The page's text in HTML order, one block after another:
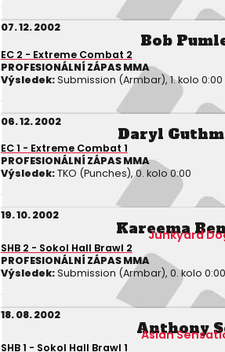
07. 12. 2002
Bob
EC 2 - Extreme Combat 2
PROFESIONÁLNÍ ZÁPAS MMA
Výsledek:Submission (Armbar), 1. kolo 0:00
06. 12. 2002
Daryl
EC 1 - Extreme Combat 1
PROFESIONÁLNÍ ZÁPAS MMA
Výsledek:TKO (Punches), 0. kolo 0:00
19. 10. 2002
Kareema
Junkyard
SHB 2 - Sokol Hall Brawl 2
PROFESIONÁLNÍ ZÁPAS MMA
Výsledek:Submission (Armbar), 0. kolo 0:00
18. 08. 2002
Anthony
Asian
SHB 1 - Sokol Hall Brawl 1